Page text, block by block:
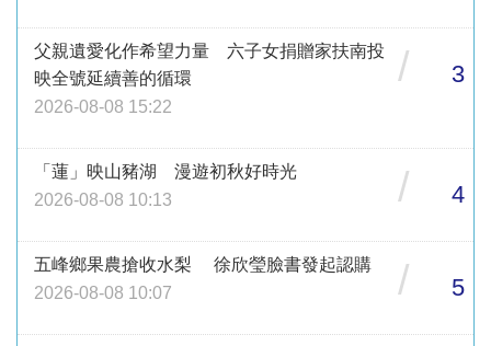
父親遺愛化作希望力量 六子女捐贈家扶南投
映全號延續善的循環
2026-08-08 15:22
/ 3
「蓮」映山豬湖 漫遊初秋好時光
2026-08-08 10:13
/ 4
五峰鄉果農搶收水梨 徐欣瑩臉書發起認購
2026-08-08 10:07
/ 5